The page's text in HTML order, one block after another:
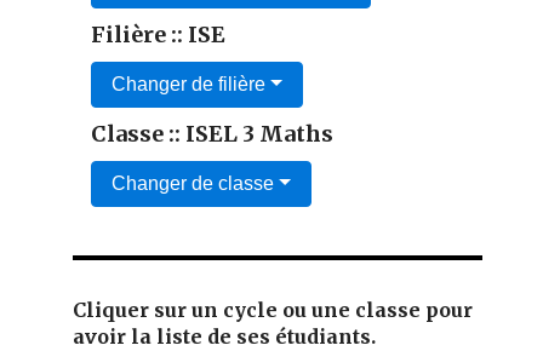
Filière :: ISE
Changer de filière
Classe :: ISEL 3 Maths
Changer de classe
Cliquer sur un cycle ou une classe pour
avoir la liste de ses étudiants.